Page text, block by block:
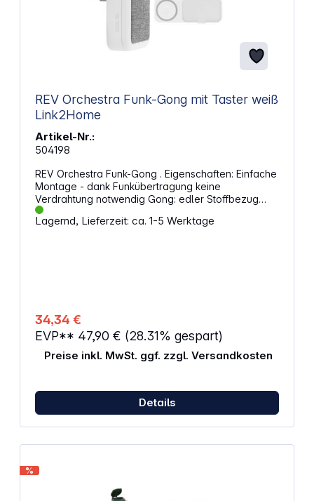
REV Orchestra Funk-Gong mit Taster weiß
Link2Home
Artikel-Nr.:
504198
REV Orchestra Funk-Gong . Eigenschaften: Einfache
Montage - dank Funkübertragung keine
Verdrahtung notwendig Gong: edler Stoffbezug
Reichweite: max. 150 m (Freifeld), 433 MHz 52
Melodien einstellbar Mit Sendekontrollleuchte
zu 20 Sender zugeordnet werden Gong: IP 20,
Lagernd, Lieferzeit: ca. 1-5 Werktage
34,34 €
EVP** 47,90 € (28.31% gespart)
Preise inkl. MwSt. ggf. zzgl. Versandkosten
Details
%